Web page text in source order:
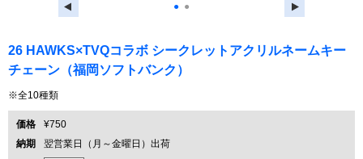
● ●
26 HAWKS×TVQコラボ シークレットアクリルネームキー
チェーン（福岡ソフトバンク）
※全10種類
価格
¥750
納期
翌営業日（月～金曜日）出荷